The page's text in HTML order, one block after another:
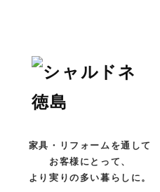
家具・リフォームを通して
お客様にとって、
より実りの多い暮らしに。